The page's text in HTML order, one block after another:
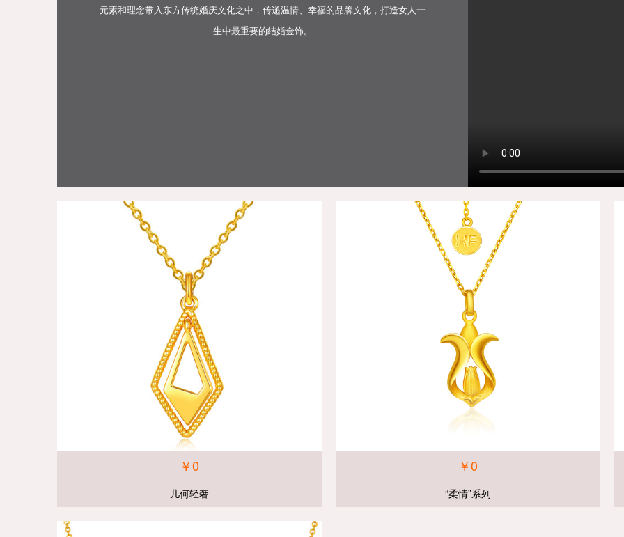
元素和理念带入东方传统婚庆文化之中，传递温情、幸福的品牌文化，打造女人一
生中最重要的结婚金饰。
￥0
几何轻奢
￥0
“柔情”系列